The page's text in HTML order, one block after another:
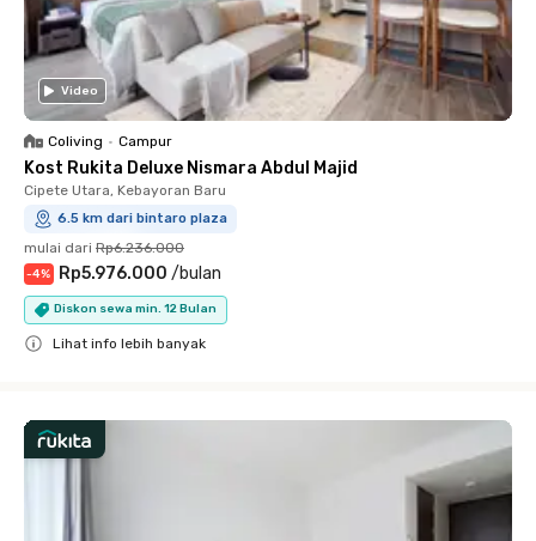
Video
Coliving • Campur
Kost Rukita Deluxe Nismara Abdul Majid
Cipete Utara, Kebayoran Baru
6.5 km dari bintaro plaza
mulai dari Rp6.236.000
-4% Rp5.976.000 /bulan
Diskon sewa min. 12 Bulan
Lihat info lebih banyak